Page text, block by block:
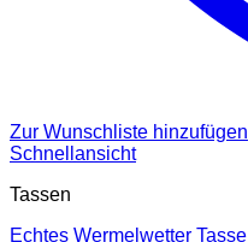
Zur Wunschliste hinzufügen
Schnellansicht
Tassen
Echtes Wermelwetter Tasse